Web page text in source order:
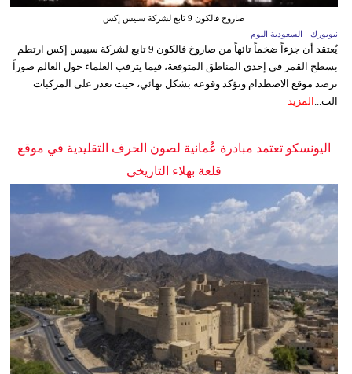
صاروخ فالكون 9 تابع لشركة سبيس إكس
نيويورك - السعودية اليوم
يُعتقد أن جزءاً ضخماً تائهاً من صاروخ فالكون 9 تابع لشركة سبيس إكس ارتطم
بسطح القمر في إحدى المناطق المتوقعة، فيما يترقب العلماء حول العالم صوراً
ترصد موقع الاصطدام وتؤكد وقوعه بشكل نهائي، حيث تعذر على المركبات
الت... المزيد
اليونسكو تعتمد مبادرة عُمانية لصون الحرف التقليدية في موقع
قلعة بهلاء التاريخي